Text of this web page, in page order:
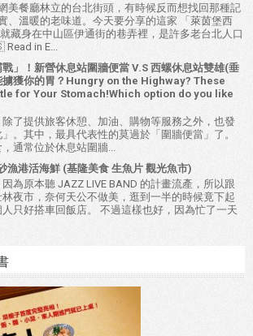
美餐廳林立的台北街頭，有時候反而想找回那種記
、溫暖的老味道。今天要分享的這家 「萊茵堡西
藏身在中山區伊通街的巷弄裡，是許多老台北人口
in E...
」！新營休息站圍牆便當 V.S 西螺休息站雙雄(垂
擄獲你的胃？Hungry on the Highway? These
for Your Stomach!Which option do you like
了提供旅客休憩、加油、購物等服務之外，也發
。其中，最具代表性的莫過於「圍牆便當」了。
通常位於休息站圍牆...
漁港活海鮮 (基隆美食 生魚片 觀光魚市)
為原本聽 JAZZ LIVE BAND 的計畫流產，所以跟
夜市，奈何天公不做美，逛到一半的時候竟下起
只好搭車回飯店。 不過這樣也好，因為忙了一天